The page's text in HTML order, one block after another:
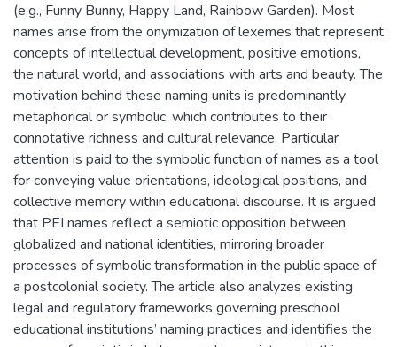
(e.g., Funny Bunny, Happy Land, Rainbow Garden). Most
names arise from the onymization of lexemes that represent
concepts of intellectual development, positive emotions,
the natural world, and associations with arts and beauty. The
motivation behind these naming units is predominantly
metaphorical or symbolic, which contributes to their
connotative richness and cultural relevance. Particular
attention is paid to the symbolic function of names as a tool
for conveying value orientations, ideological positions, and
collective memory within educational discourse. It is argued
that PEI names reflect a semiotic opposition between
globalized and national identities, mirroring broader
processes of symbolic transformation in the public space of
a postcolonial society. The article also analyzes existing
legal and regulatory frameworks governing preschool
educational institutions’ naming practices and identifies the